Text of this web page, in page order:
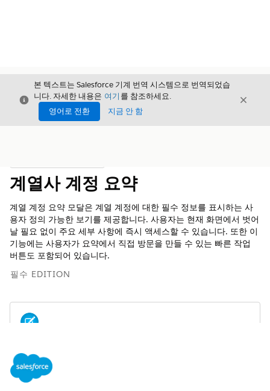
닫기
본 텍스트는 Salesforce 기계 번역 시스템으로 번역되었습
니다. 자세한 내용은 여기 를 참조하세요.
영어로 전환
지금 안 함
닫기
계열사 계정 요약
계열 계정 요약 모달은 계열 계정에 대한 필수 정보를 표시하는 사
용자 정의 가능한 보기를 제공합니다. 사용자는 현재 화면에서 벗어
날 필요 없이 주요 세부 사항에 즉시 액세스할 수 있습니다. 또한 이
기능에는 사용자가 요약에서 직접 방문을 만들 수 있는 빠른 작업
버튼도 포함되어 있습니다.
필수 EDITION
노트HCP(헬스케어 제공자) 세부 사항은 HCP가 계정의 기본 제
공자인 경우에만 계정 요약에 표시됩니다. 계정에 활성 공급자
계정 영역 정보(PATI) 레코드가 있고 활성 사용자 영역 레코드에